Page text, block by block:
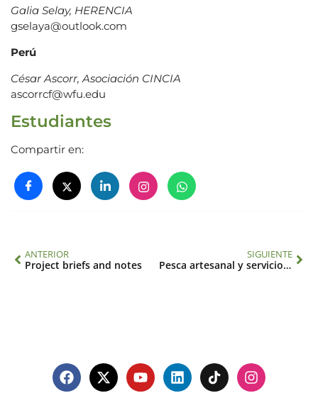
Galia Selay, HERENCIA
gselaya@outlook.com
Perú
César Ascorr, Asociación CINCIA
ascorrcf@wfu.edu
Estudiantes
Compartir en:
ANTERIOR
Project briefs and notes
SIGUIENTE
Pesca artesanal y servicios ecosistémicos marinos: adaptación y transformación para asegurar el bienestar humano (SGP-HW 017)